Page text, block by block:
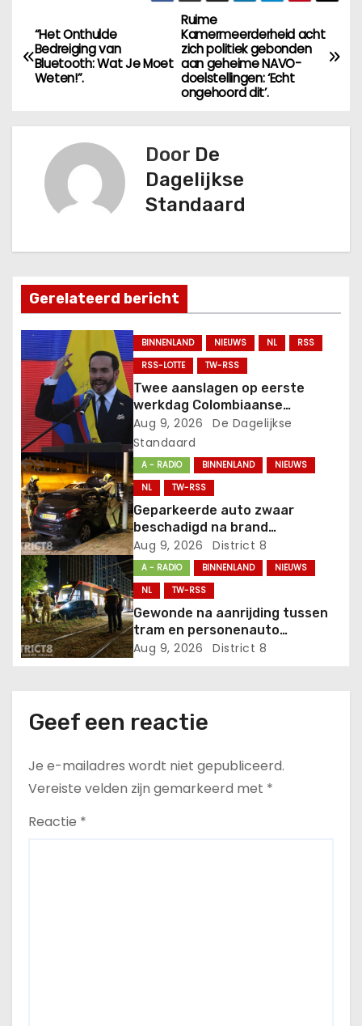
B
e
i
a
v
i
g
a
t
i
e
Ruime
Kamermeerderheid acht
zich politiek gebonden
aan geheime NAVO-
doelstellingen: ‘Echt
ongehoord dit’.
“Het Onthulde
Bedreiging van
Bluetooth: Wat Je Moet
Weten!”.
Door De
Dagelijkse
Standaard
Gerelateerd bericht
BINNENLAND NIEUWS NL
RSS
RSS-LOTTE
TW-RSS
Twee aanslagen op eerste
werkdag Colombiaanse
president.
Aug 9, 2026
De Dagelijkse
Standaard
A - RADIO BINNENLAND
NIEUWS
NL
TW-RSS
Geparkeerde auto zwaar
beschadigd na brand
Paralellweg Den Haag
Aug 9, 2026 District 8
A - RADIO BINNENLAND
NIEUWS
NL
TW-RSS
Gewonde na aanrijding tussen
tram en personenauto
Bezuidenhoutseweg Den Haag
Aug 9, 2026 District 8
Geef een reactie
Je e-mailadres wordt niet gepubliceerd.
Vereiste velden zijn gemarkeerd met *
Reactie *